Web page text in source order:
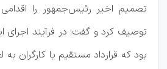
تصمیم اخیر رئیس‌جمهور را اقدامی
توصیف کرد و گفت: در فرآیند اجرای
بود که قرارداد مستقیم با کارگران به